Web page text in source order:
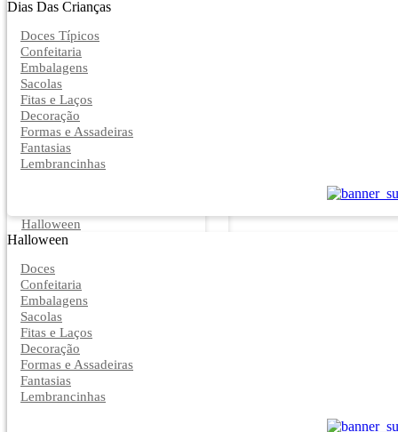
Dias Das Crianças
Doces Típicos
Confeitaria
Embalagens
Sacolas
Fitas e Laços
Decoração
Formas e Assadeiras
Fantasias
Lembrancinhas
Halloween
Halloween
Doces
Confeitaria
Embalagens
Sacolas
Fitas e Laços
Decoração
Formas e Assadeiras
Fantasias
Lembrancinhas